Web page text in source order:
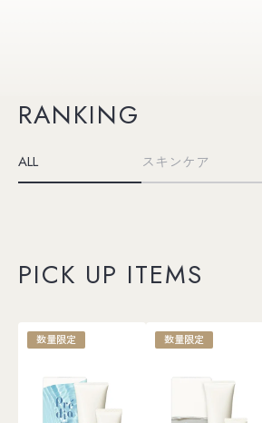
RANKING
ALL スキンケア
PICK UP ITEMS
数量限定 数量限定